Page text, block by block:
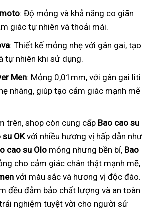
: Độ mỏng và khả năng co giãn
giác tự nhiên và thoải mái.
: Thiết kế mỏng nhẹ với gân gai, tạo
tự nhiên khi sử dụng.
Men: Mỏng 0,01mm, với gân gai liti
nhàng, giúp tạo cảm giác mạnh mẽ
trên, shop còn cung cấp Bao cao su
su OKvới nhiều hương vị hấp dẫn như
cao su Olo mỏng nhưng bền bỉ, Bao
cho cảm giác chân thật mạnh mẽ,
với màu sắc và hương vị độc đáo.
đều đảm bảo chất lượng và an toàn
nghiệm tuyệt vời cho người sử